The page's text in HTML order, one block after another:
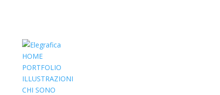
HOME
PORTFOLIO
ILLUSTRAZIONI
CHI SONO